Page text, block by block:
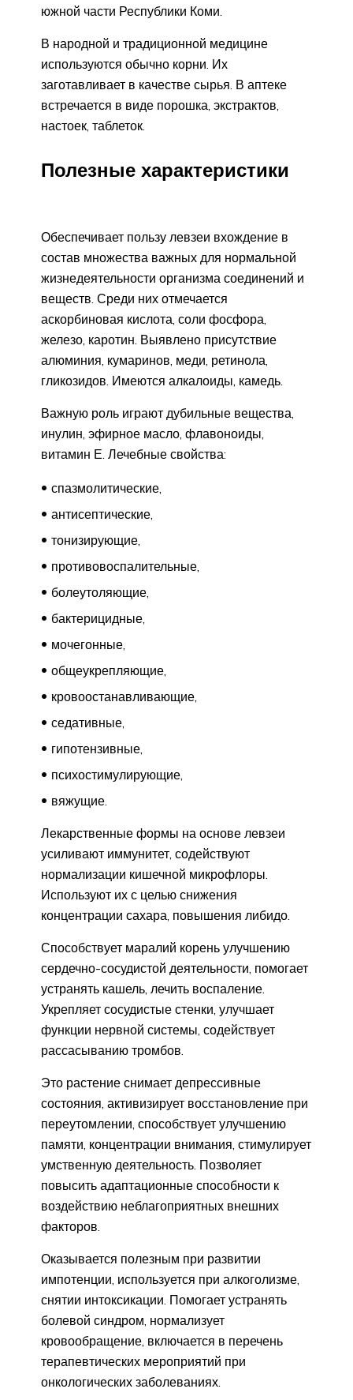
южной части Республики Коми.
В народной и традиционной медицине
используются обычно корни. Их
заготавливает в качестве сырья. В аптеке
встречается в виде порошка, экстрактов,
настоек, таблеток.
Полезные характеристики
Обеспечивает пользу левзеи вхождение в
состав множества важных для нормальной
жизнедеятельности организма соединений и
веществ. Среди них отмечается
аскорбиновая кислота, соли фосфора,
железо, каротин. Выявлено присутствие
алюминия, кумаринов, меди, ретинола,
гликозидов. Имеются алкалоиды, камедь.
Важную роль играют дубильные вещества,
инулин, эфирное масло, флавоноиды,
витамин Е. Лечебные свойства:
спазмолитические,
антисептические,
тонизирующие,
противовоспалительные,
болеутоляющие,
бактерицидные,
мочегонные,
общеукрепляющие,
кровоостанавливающие,
седативные,
гипотензивные,
психостимулирующие,
вяжущие.
Лекарственные формы на основе левзеи
усиливают иммунитет, содействуют
нормализации кишечной микрофлоры.
Используют их с целью снижения
концентрации сахара, повышения либидо.
Способствует маралий корень улучшению
сердечно-сосудистой деятельности, помогает
устранять кашель, лечить воспаление.
Укрепляет сосудистые стенки, улучшает
функции нервной системы, содействует
рассасыванию тромбов.
Это растение снимает депрессивные
состояния, активизирует восстановление при
переутомлении, способствует улучшению
памяти, концентрации внимания, стимулирует
умственную деятельность. Позволяет
повысить адаптационные способности к
воздействию неблагоприятных внешних
факторов.
Оказывается полезным при развитии
импотенции, используется при алкоголизме,
снятии интоксикации. Помогает устранять
болевой синдром, нормализует
кровообращение, включается в перечень
терапевтических мероприятий при
онкологических заболеваниях.